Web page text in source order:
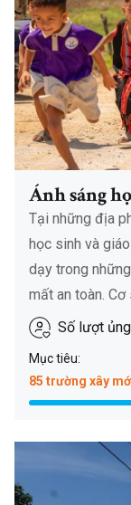
Ánh sáng
Tại những địa
học sinh và
dạy trong
mất an toàn.
Số lượt
Mục tiêu:
85 trường xây